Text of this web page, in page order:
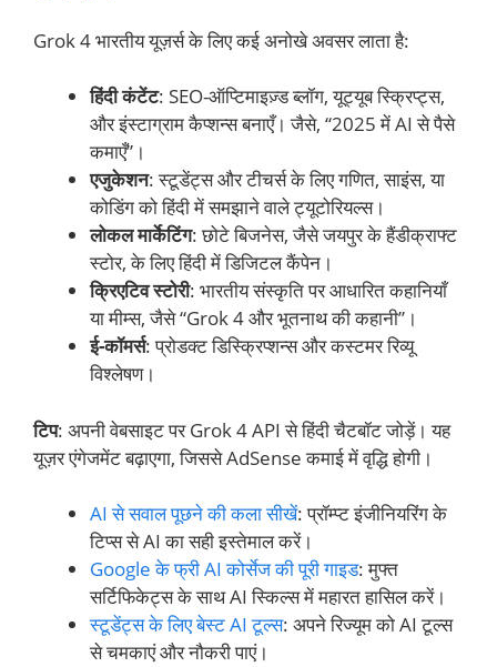
Grok 4 भारतीय यूज़र्स के लिए कई अनोखे अवसर लाता है:
हिंदी कंटेंट: SEO-ऑप्टिमाइज़्ड ब्लॉग, यूट्यूब स्क्रिप्ट्स,
और इंस्टाग्राम कैप्शन्स बनाएँ। जैसे, “2025 में AI से पैसे
कमाएँ”।
एजुकेशन: स्टूडेंट्स और टीचर्स के लिए गणित, साइंस, या
कोडिंग को हिंदी में समझाने वाले ट्यूटोरियल्स।
लोकल मार्केटिंग: छोटे बिजनेस, जैसे जयपुर के हैंडीक्राफ्ट
स्टोर, के लिए हिंदी में डिजिटल कैंपेन।
क्रिएटिव स्टोरी: भारतीय संस्कृति पर आधारित कहानियाँ
या मीम्स, जैसे “Grok 4 और भूतनाथ की कहानी”।
ई-कॉमर्स: प्रोडक्ट डिस्क्रिप्शन्स और कस्टमर रिव्यू
विश्लेषण।
टिप: अपनी वेबसाइट पर Grok 4 API से हिंदी चैटबॉट जोड़ें। यह
यूज़र एंगेजमेंट बढ़ाएगा, जिससे AdSense कमाई में वृद्धि होगी।
AI से सवाल पूछने की कला सीखें: प्रॉम्प्ट इंजीनियरिंग के
टिप्स से AI का सही इस्तेमाल करें।
Google के फ्री AI कोर्सेज की पूरी गाइड: मुफ्त
सर्टिफिकेट्स के साथ AI स्किल्स में महारत हासिल करें।
स्टूडेंट्स के लिए बेस्ट AI टूल्स: अपने रिज्यूम को AI टूल्स
से चमकाएं और नौकरी पाएं।